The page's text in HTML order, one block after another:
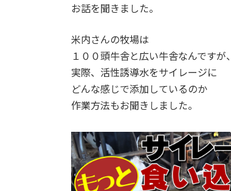
お話を聞きました。
米内さんの牧場は
１００頭牛舎と広い牛舎なんですが、
実際、活性誘導水をサイレージに
どんな感じで添加しているのか
作業方法もお聞きしました。